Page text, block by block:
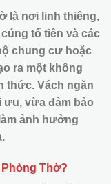
là nơi linh thiêng,
tổ tiên và các
chung cư hoặc
ra một không
thức. Vách ngăn
ưu, vừa đảm bảo
ảnh hưởng
Phòng Thờ?